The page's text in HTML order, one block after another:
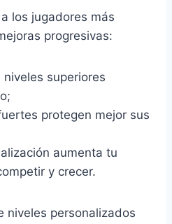
los jugadores más
progresivas:
superiores
protegen mejor sus
aumenta tu
y crecer.
niveles personalizados